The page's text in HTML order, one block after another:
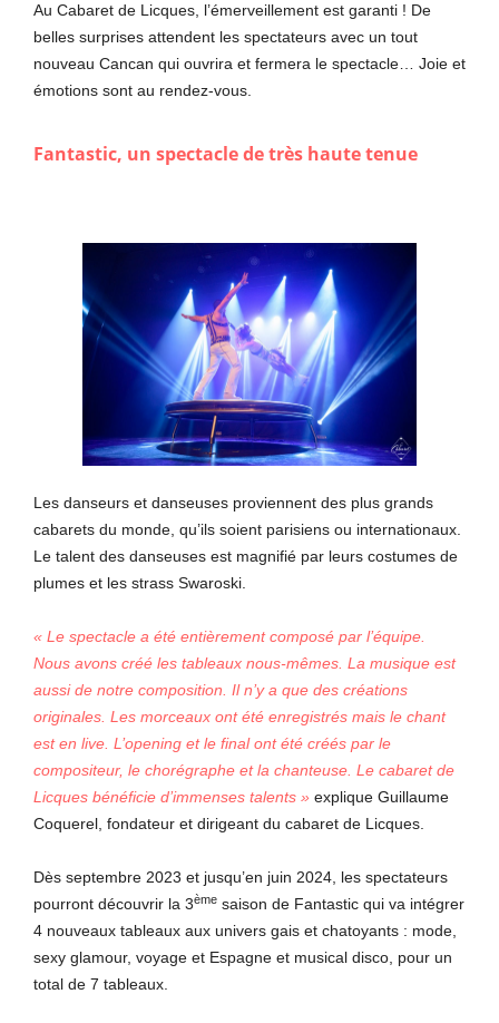
Au Cabaret de Licques, l’émerveillement est garanti ! De
belles surprises attendent les spectateurs avec un tout
nouveau Cancan qui ouvrira et fermera le spectacle… Joie et
émotions sont au rendez-vous.
Fantastic, un spectacle de très haute tenue
Les danseurs et danseuses proviennent des plus grands
cabarets du monde, qu’ils soient parisiens ou internationaux.
Le talent des danseuses est magnifié par leurs costumes de
plumes et les strass Swaroski.
« Le spectacle a été entièrement composé par l’équipe.
Nous avons créé les tableaux nous-mêmes. La musique est
aussi de notre composition. Il n’y a que des créations
originales. Les morceaux ont été enregistrés mais le chant
est en live. L’opening et le final ont été créés par le
compositeur, le chorégraphe et la chanteuse. Le cabaret de
Licques bénéficie d’immenses talents » explique Guillaume
Coquerel, fondateur et dirigeant du cabaret de Licques.
Dès septembre 2023 et jusqu’en juin 2024, les spectateurs
pourront découvrir la 3ème saison de Fantastic qui va intégrer
4 nouveaux tableaux aux univers gais et chatoyants : mode,
sexy glamour, voyage et Espagne et musical disco, pour un
total de 7 tableaux.